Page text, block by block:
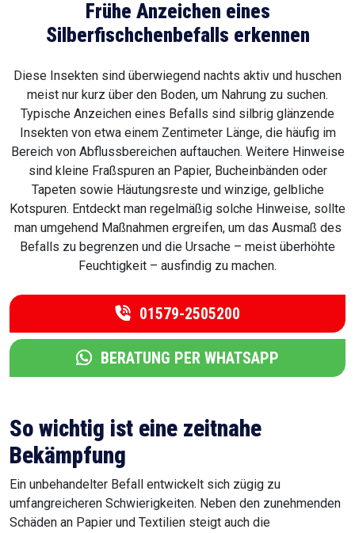
Frühe Anzeichen eines
Silberfischchenbefalls erkennen
Diese Insekten sind überwiegend nachts aktiv und huschen
meist nur kurz über den Boden, um Nahrung zu suchen.
Typische Anzeichen eines Befalls sind silbrig glänzende
Insekten von etwa einem Zentimeter Länge, die häufig im
Bereich von Abflussbereichen auftauchen. Weitere Hinweise
sind kleine Fraßspuren an Papier, Bucheinbänden oder
Tapeten sowie Häutungsreste und winzige, gelbliche
Kotspuren. Entdeckt man regelmäßig solche Hinweise, sollte
man umgehend Maßnahmen ergreifen, um das Ausmaß des
Befalls zu begrenzen und die Ursache – meist überhöhte
Feuchtigkeit – ausfindig zu machen.
01579-2505200
BERATUNG PER WHATSAPP
So wichtig ist eine zeitnahe
Bekämpfung
Ein unbehandelter Befall entwickelt sich zügig zu
umfangreicheren Schwierigkeiten. Neben den zunehmenden
Schäden an Papier und Textilien steigt auch die